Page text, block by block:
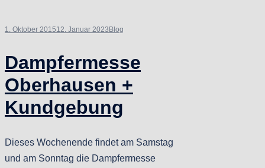
1. Oktober 201512. Januar 2023 Blog
Dampfermesse
Oberhausen +
Kundgebung
Dieses Wochenende findet am Samstag
und am Sonntag die Dampfermesse